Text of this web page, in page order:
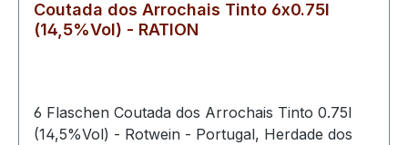
Coutada dos Arrochais Tinto 6x0.75l
(14,5%Vol) - RATION
6 Flaschen Coutada dos Arrochais Tinto 0.75l
(14,5%Vol) - Rotwein - Portugal, Herdade dos